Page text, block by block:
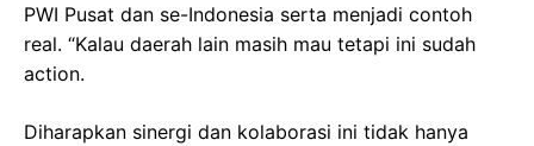
PWI Pusat dan se-Indonesia serta menjadi contoh
real. “Kalau daerah lain masih mau tetapi ini sudah
action.
Diharapkan sinergi dan kolaborasi ini tidak hanya